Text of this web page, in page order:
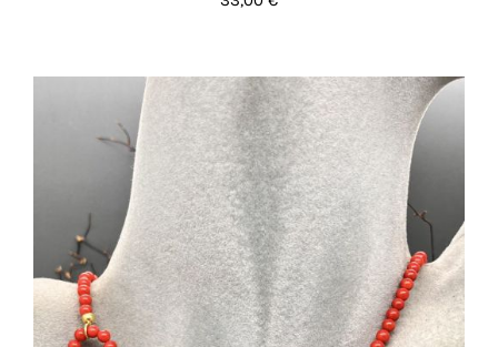
AGGIUNGI AL CARRELLO / DETTAGLI